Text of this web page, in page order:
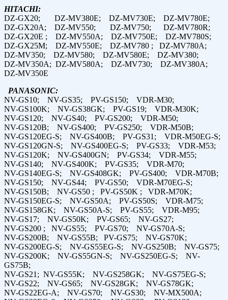
HITACHI:
DZ-GX20; DZ-MV380E; DZ-MV730E; DZ-MV780E;
DZ-GX20A; DZ-MV550; DZ-MV750; DZ-MV780R;
DZ-GX20E ; DZ-MV550A; DZ-MV750E; DZ-MV780S;
DZ-GX25M; DZ-MV550E; DZ-MV780 ; DZ-MV780A;
DZ-MV350; DZ-MV580; DZ-MV580E; DZ-MV380;
DZ-MV350A; DZ-MV580A; DZ-MV730; DZ-MV380A;
DZ-MV350E
PANASONIC:
NV-GS10; NV-GS35; PV-GS150; VDR-M30;
NV-GS100K; NV-GS38GK; PV-GS19; VDR-M30K;
NV-GS120; NV-GS40; PV-GS200; VDR-M50;
NV-GS120B; NV-GS400; PV-GS250; VDR-M50B;
NV-GS120EG-S; NV-GS400B; PV-GS31; VDR-M50EG-S;
NV-GS120GN-S; NV-GS400EG-S; PV-GS33; VDR-M53;
NV-GS120K; NV-GS400GN; PV-GS34; VDR-M55;
NV-GS140; NV-GS400K; PV-GS35; VDR-M70;
NV-GS140EG-S; NV-GS408GK; PV-GS400; VDR-M70B;
NV-GS150; NV-GS44; PV-GS50; VDR-M70EG-S;
NV-GS150B; NV-GS50 ; PV-GS50K ; VDR-M70K;
NV-GS150EG-S; NV-GS50A; PV-GS50S; VDR-M75;
NV-GS158GK; NV-GS50A-S; PV-GS55; VDR-M95;
NV-GS17; NV-GS50K; PV-GS65; NV-GS27;
NV-GS200 ; NV-GS55; PV-GS70; NV-GS70A-S;
NV-GS200B; NV-GS55B; PV-GS75; NV-GS70K;
NV-GS200EG-S; NV-GS55EG-S; NV-GS250B; NV-GS75;
NV-GS200K; NV-GS55GN-S; NV-GS250EG-S; NV-
GS75B;
NV-GS21; NV-GS55K; NV-GS258GK; NV-GS75EG-S;
NV-GS22; NV-GS65; NV-GS28GK; NV-GS78GK;
NV-GS22EG-A; NV-GS70; NV-GS30; NV-MX500A;